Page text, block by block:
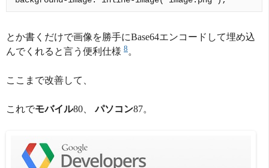
とか書くだけで画像を勝手にBase64エンコードして埋め込
んでくれると言う便利仕様 8 。
ここまで改善して、
これでモバイル80、パソコン87。